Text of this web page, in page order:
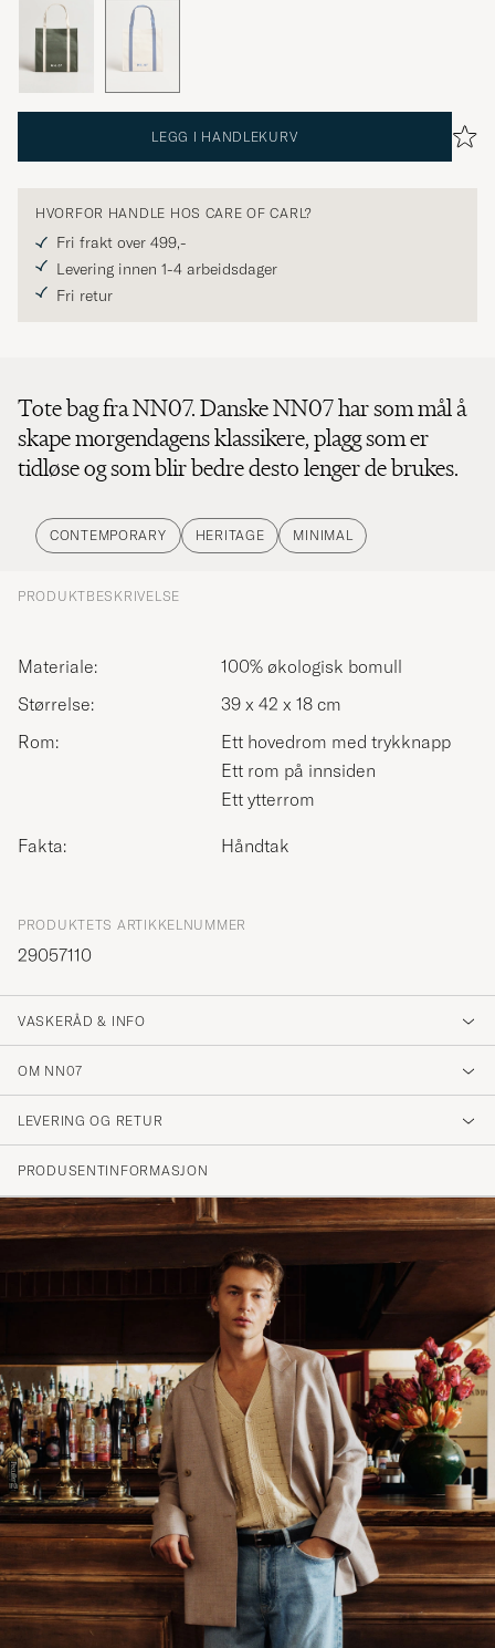
LEGG I HANDLEKURV
HVORFOR HANDLE HOS CARE OF CARL?
Fri frakt over 499,-
Levering innen 1-4 arbeidsdager
Fri retur
Tote bag fra NN07. Danske NN07 har som mål å
skape morgendagens klassikere, plagg som er
tidløse og som blir bedre desto lenger de brukes.
CONTEMPORARY HERITAGE MINIMAL
PRODUKTBESKRIVELSE
Materiale:
100% økologisk bomull
Størrelse:
39 x 42 x 18 cm
Rom:
Ett hovedrom med trykknapp
Ett rom på innsiden
Ett ytterrom
Fakta: Håndtak
PRODUKTETS ARTIKKELNUMMER
29057110
VASKERÅD & INFO
OM NN07
LEVERING OG RETUR
PRODUSENTINFORMASJON